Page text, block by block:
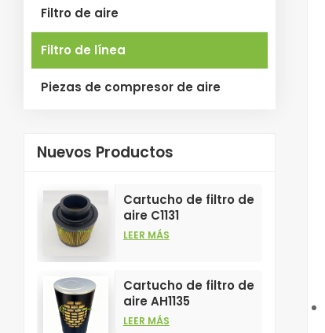
Filtro de aire
Filtro de línea
Piezas de compresor de aire
Nuevos Productos
Cartucho de filtro de
aire C1131
personalizable para
de compresores de
aire.
LEER MÁS
Cartucho de filtro de
aire AH1135
personalizable para
LEER MÁS